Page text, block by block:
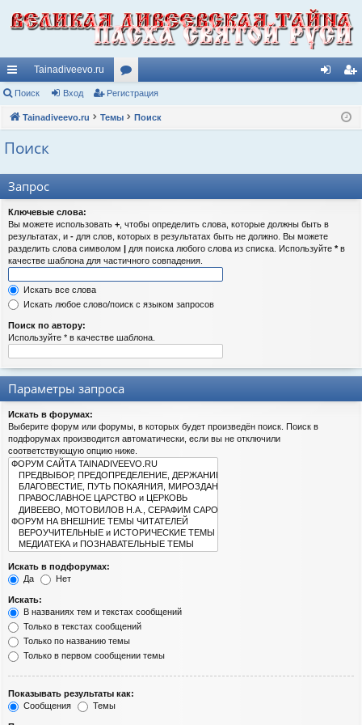
с
ы
лк
Tainadiveevo.ru
ор
ум ис
Поиск Вход Регистрация
Tainadiveevo.ru Темы Поиск
Поиск
Запрос
Ключевые слова:
Вы можете использовать + , чтобы определить слова, которые должны быть в
результатах, и - для слов, которых в результатах быть не должно. Вы можете
разделить слова символом | для поиска любого слова из списка. Используйте *в
качестве шаблона для частичного совпадения.
Искать все слова
Искать любое слово/поиск с языком запросов
Поиск по автору:
Используйте * в качестве шаблона.
Параметры запроса
Искать в форумах:
Выберите форум или форумы, в которых будет произведён поиск. Поиск в
подфорумах производится автоматически, если вы не отключили
соответствующую опцию ниже.
Искать в подфорумах:
Да
Нет
Искать:
В названиях тем и текстах сообщений
Только в текстах сообщений
Только по названию темы
Только в первом сообщении темы
Показывать результаты как:
Сообщения
Темы